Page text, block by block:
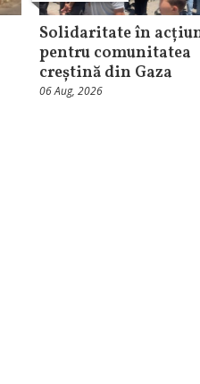
Solidaritate în
pentru comunitatea
creștină din Gaza
06 Aug, 2026